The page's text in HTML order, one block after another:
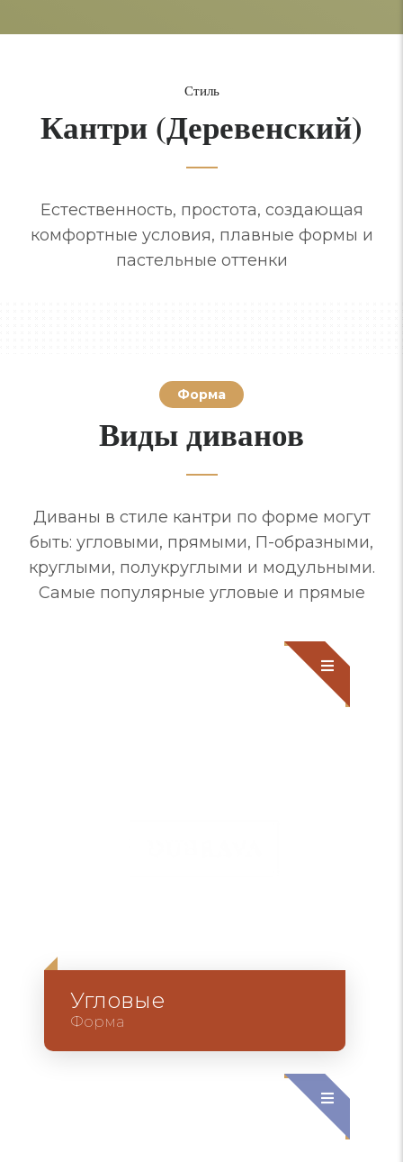
Стиль
Кантри (Деревенский)
Естественность, простота, создающая
комфортные условия, плавные формы и
пастельные оттенки
Форма
Виды диванов
Диваны в стиле кантри по форме могут
быть: угловыми, прямыми, П-образными,
круглыми, полукруглыми и модульными.
Самые популярные угловые и прямые
Угловые
Форма